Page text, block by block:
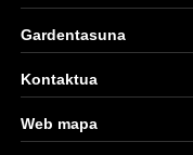
Gardentasuna
Kontaktua
Web mapa